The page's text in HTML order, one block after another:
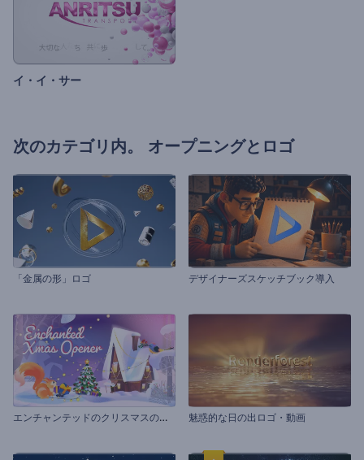
イ・イ・サー
次のカテゴリ内。 オープニングとロゴ
「金属の形」ロゴ デザイナーズスケッチブック導入
エ
ンチャンテッドのクリスマスのイントロ動画 魅惑的な日の出ロゴ・動画